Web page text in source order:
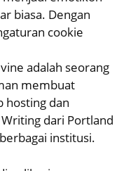
biasa. Dengan
cookie
adalah seorang
membuat
hosting dan
dari Portland
institusi.